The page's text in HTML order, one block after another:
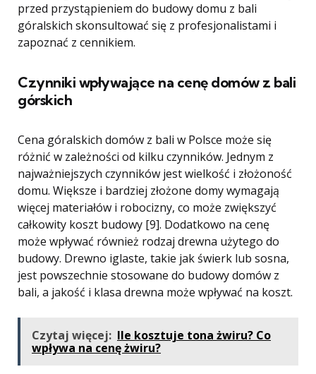
przed przystąpieniem do budowy domu z bali
góralskich skonsultować się z profesjonalistami i
zapoznać z cennikiem.
Czynniki wpływające na cenę domów z bali
górskich
Cena góralskich domów z bali w Polsce może się
różnić w zależności od kilku czynników. Jednym z
najważniejszych czynników jest wielkość i złożoność
domu. Większe i bardziej złożone domy wymagają
więcej materiałów i robocizny, co może zwiększyć
całkowity koszt budowy [9]. Dodatkowo na cenę
może wpływać również rodzaj drewna użytego do
budowy. Drewno iglaste, takie jak świerk lub sosna,
jest powszechnie stosowane do budowy domów z
bali, a jakość i klasa drewna może wpływać na koszt.
Czytaj więcej: Ile kosztuje tona żwiru? Co
wpływa na cenę żwiru?